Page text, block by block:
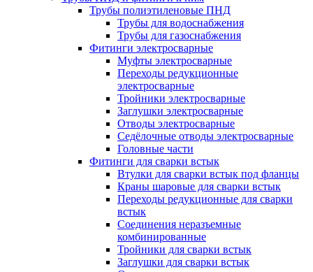
Трубы полиэтиленовые ПНД
Трубы для водоснабжения
Трубы для газоснабжения
Фитинги электросварные
Муфты электросварные
Переходы редукционные
электросварные
Тройники электросварные
Заглушки электросварные
Отводы электросварные
Седёлочные отводы электросварные
Головные части
Фитинги для сварки встык
Втулки для сварки встык под фланцы
Краны шаровые для сварки встык
Переходы редукционные для сварки
встык
Соединения неразъемные
комбинированные
Тройники для сварки встык
Заглушки для сварки встык